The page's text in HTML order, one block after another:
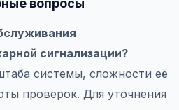
вопросы
сигнализации?
системы, сложности её
проверок. Для уточнения